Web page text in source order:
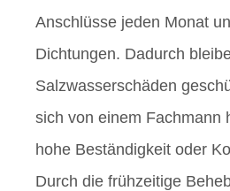
Anschlüsse jeden Monat
Dichtungen. Dadurch
Salzwasserschäden
sich von einem Fachmann
hohe Beständigkeit oder
Durch die frühzeitige